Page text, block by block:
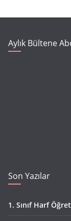
Aylık Bültene
Son Yazılar
1. Sınıf Harf